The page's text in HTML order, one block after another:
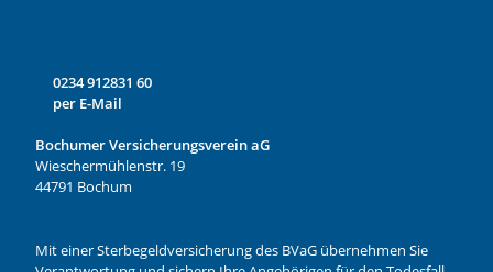
0234 912831 60
per E-Mail
Bochumer Versicherungsverein aG
Wieschermühlenstr. 19
44791 Bochum
Mit einer Sterbegeldversicherung des BVaG übernehmen Sie